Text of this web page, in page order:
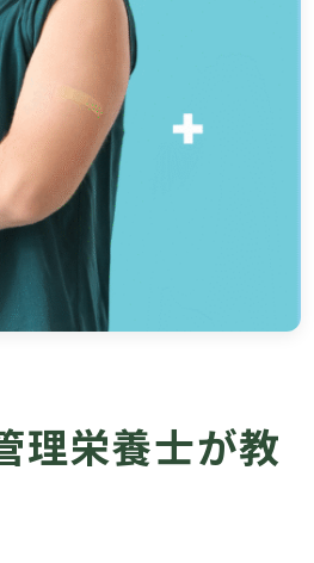
理栄養士が教